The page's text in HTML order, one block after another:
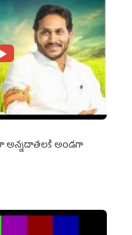
అన్నదాతలకి అండగా